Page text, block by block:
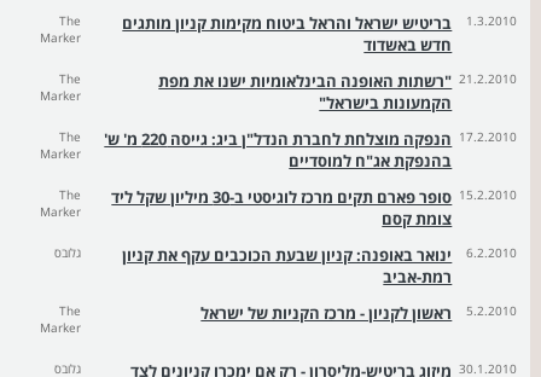
1.3.2010
בריטיש ישראל והראל ביטוח מקימות קניון מותגים
חדש באשדוד
The
Marker
21.2.2010 "רשתות האופנה הבינלאומיות ישנו את מפת
הקמעונות בישראל"
The
Marker
17.2.2010
הנפקה מוצלחת לחברת הנדל"ן ביג: גייסה 220 מ' ש'
בהנפקת אג"ח למוסדיים
The
Marker
15.2.2010
סופר פארם תקים מרכז לוגיסטי ב-30 מיליון שקל ליד
צומת קסם
The
Marker
6.2.2010
ינואר באופנה: קניון שבעת הכוכבים עקף את קניון
רמת-אביב
גלובס
5.2.2010 ראשון לקניון - מרכז הקניות של ישראל
The
Marker
30.1.2010 מיזוג בריטיש-מליסרון - רק אם ימכרו קניונים לצד
גלובס